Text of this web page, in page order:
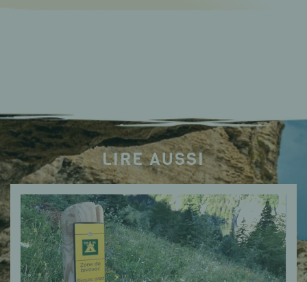
LIRE AUSSI